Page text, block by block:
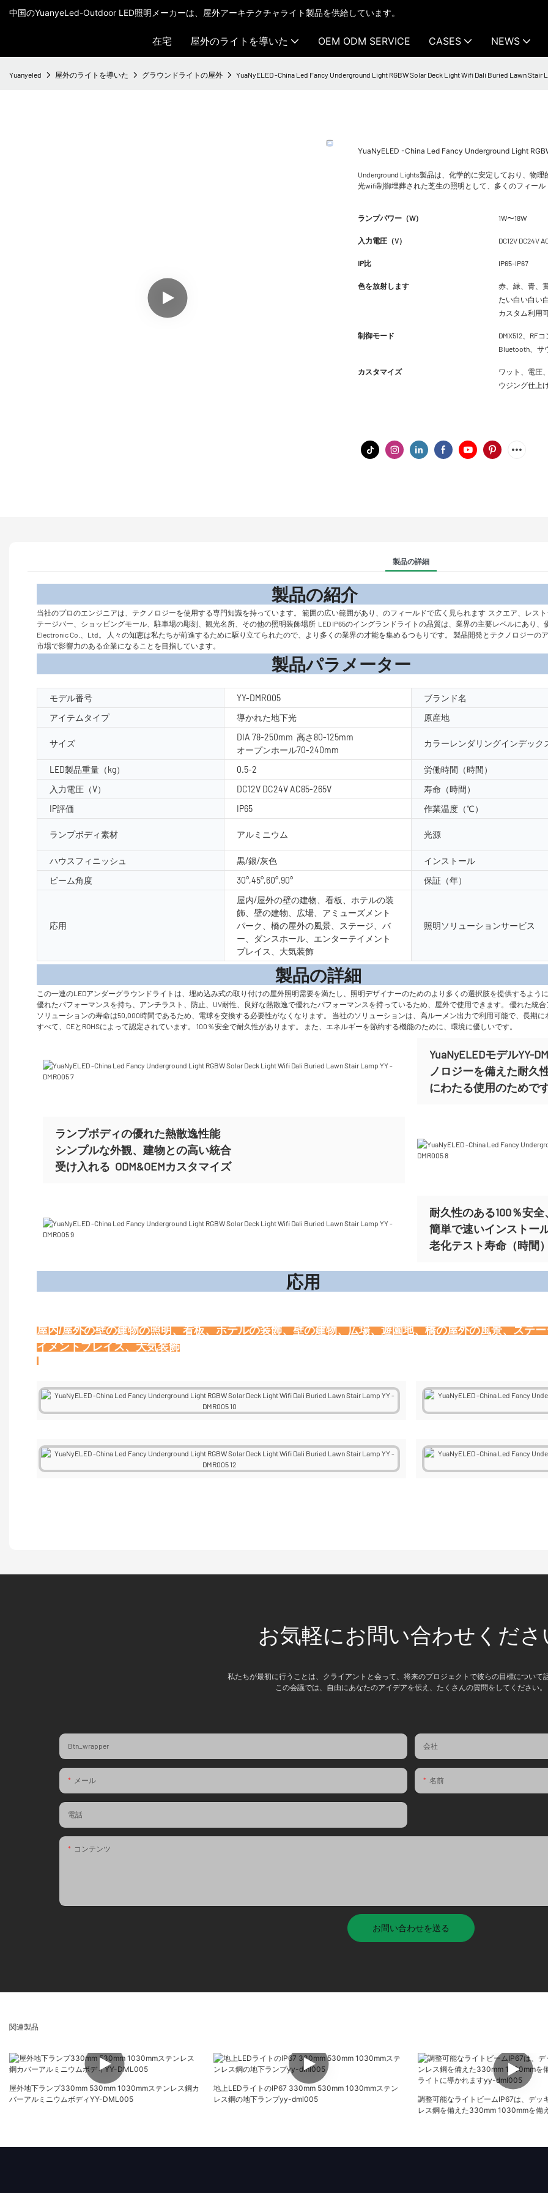
中国のYuanyeLed-Outdoor LED照明メーカーは、屋外アーキテクチャライト製品を供給しています。
在宅 屋外のライトを導いた OEM ODM SERVICE CASES NEWS
Yuanyeled 屋外のライトを導いた グラウンドライトの屋外 YuaNyELED -China Led Fancy Underground Light RGBW Solar Deck Light Wifi Dali Buried Lawn Stair
YuaNyELED -China Led Fancy Underground Light
Underground Lights製品は、化学的に安定しており、物
光wifi制御埋葬された芝生の照明として、多くのフィー
ランプパワー（W） 1W〜18W
入力電圧（V） DC12V DC24V
IP比 IP65-IP67
色を放射します
赤、緑、青、
たい白い白い
カスタム利用
制御モード
DMX512、RF
Bluetooth、サ
カスタマイズ
ワット、電圧
ウジング仕上
製品の詳細
製品の紹
当社のプロのエンジニアは、テクノロジーを使用する専門知識を持っています。 範囲の広い範囲があり、のフィールドで広く見られます スクエア、レス
テージバー、ショッピングモール、駐車場の彫刻、観光名所、その他の照明装飾場所 LED IP65のイングランドライトの品質は、業界の主要レベルにあり
Electronic Co.、Ltd。 人々の知恵は私たちが前進するために駆り立てられたので、より多くの業界の才能を集めるつもりです。 製品開発とテクノロジー
市場で影響力のある企業になることを目指しています。
製品パラメーター
モデル番号 YY-DMR005
ブランド名
アイテムタイプ
導かれた地下光 原産地
サイズ
DIA 78-250mm 高さ80-125mm
オープンホール70-240mm
カラーレンダリングインデック
LED製品重量（kg） 0.5-2
労働時間（時間）
入力電圧（V）
DC12V DC24V AC85-265V
寿命（時間）
IP評価
IP65 作業温度（℃）
ランプボディ素材 アルミニウム 光源
ハウスフィニッシュ 黒/銀/灰色
インストール
ビーム角度
30°,45°,60°,90° 保証（年）
応用
屋内/屋外の壁の建物、看板、ホテルの装
飾、壁の建物、広場、アミューズメント
パーク、橋の屋外の風景、ステージ、バ
ー、ダンスホール、エンターテイメント
プレイス、大気装飾
照明ソリューションサービス
製品の詳
この一連のLEDアンダーグラウンドライトは、埋め込み式の取り付けの屋外照明需要を満たし、照明デザイナーのためのより多くの選択肢を提供するよ
優れたパフォーマンスを持ち、アンチラスト、防止、UV耐性、良好な熱散逸で優れたパフォーマンスを持っているため、屋外で使用できます。 優れた統
ソリューションの寿命は50,000時間であるため、電球を交換する必要性がなくなります。 当社のソリューションは、高ルーメン出力で利用可能で、長期
すべて、CEとROHSによって認定されています。 100％安全で耐久性があります。 また、エネルギーを節約する機能のために、環境に優しいです。
YuaNyELEDモデルYY-
ノロジーを備えた耐久
にわたる使用のためで
ランプボディの優れた熱散逸性能
シンプルな外観、建物との高い統合
受け入れる ODM&OEMカスタマイズ
耐久性のある100％安全
簡単で速いインストー
老化テスト寿命（時間
応
屋内/屋外の壁の建物の照明、看板、ホテルの装飾、壁の建物、広場、遊園地、橋の屋外の風景、ステ
お気軽にお問い合わせくださ
私たちが最初に行うことは、クライアントと会って、将来のプロジェクトで彼らの目標について
この会議では、自由にあなたのアイデアを伝え、たくさんの質問をしてください。
Btn_wrapper 会社
メール 名前
電話
コンテンツ
お問い合わせを送る
関連製品
屋外地下ランプ330mm 530mm 1030mmステンレス鋼カ
バーアルミニウムボディYY-DML005
地上LEDライトのIP67 330mm 530mm 1030mmステン
レス鋼の地下ランプyy-dml005
調整可能なライトビームIP67は、デッ
レス鋼を備えた330mm 1030mmを備